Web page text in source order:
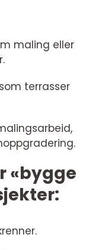
maling eller
terrasser
«bygge